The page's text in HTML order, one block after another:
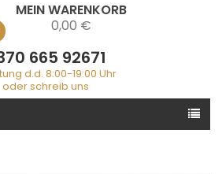
MEIN WARENKORB
0,00 €
665 92671
d.d. 8:00-19:00 Uhr
oder schreib uns